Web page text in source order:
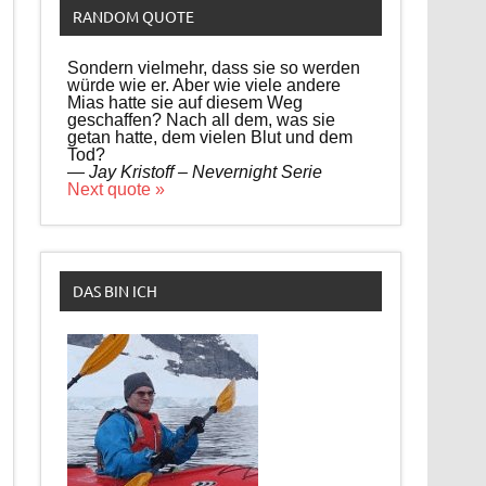
RANDOM QUOTE
Sondern vielmehr, dass sie so werden
würde wie er. Aber wie viele andere
Mias hatte sie auf diesem Weg
geschaffen? Nach all dem, was sie
getan hatte, dem vielen Blut und dem
Tod?
—Jay Kristoff – Nevernight Serie
Next quote »
DAS BIN ICH